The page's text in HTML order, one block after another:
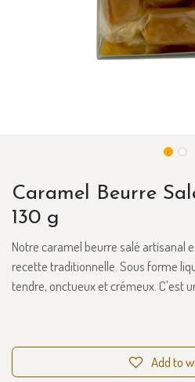
Caramel Beurre
130 g
Notre caramel beurre salé artisanal
recette traditionnelle. Sous forme
tendre, onctueux et crémeux. C'est
Add to